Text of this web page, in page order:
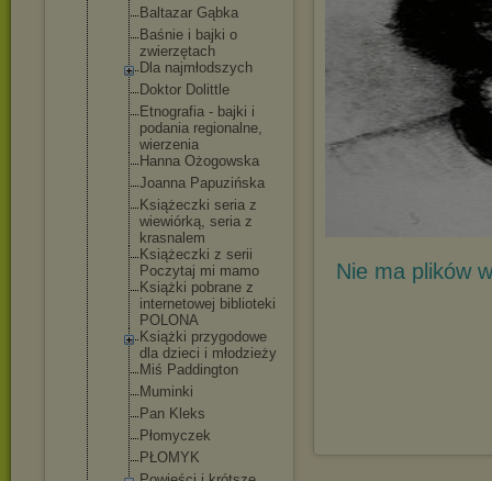
Baltazar Gąbka
Baśnie i bajki o
zwierzętach
Dla najmłodszyc h
Doktor Dolittle
Etnografia - bajki i
podania regionalne,
wierzenia
Hanna Ożogowska
Joanna Papuzińska
Książeczki seria z
wiewiórką, seria z
krasnalem
Książeczki z serii
Poczytaj mi mamo
Książki pobrane z
internetowej biblioteki
POLONA
Książki przygodowe
dla dzieci i młodzieży
Miś Paddington
Muminki
Pan Kleks
Płomyczek
PŁOMYK
Nie ma plików